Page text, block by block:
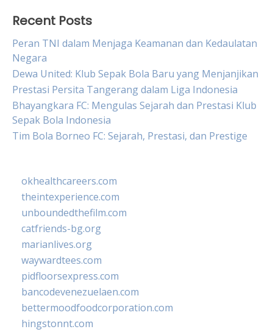
Recent Posts
Peran TNI dalam Menjaga Keamanan dan Kedaulatan
Negara
Dewa United: Klub Sepak Bola Baru yang Menjanjikan
Prestasi Persita Tangerang dalam Liga Indonesia
Bhayangkara FC: Mengulas Sejarah dan Prestasi Klub
Sepak Bola Indonesia
Tim Bola Borneo FC: Sejarah, Prestasi, dan Prestige
okhealthcareers.com
theintexperience.com
unboundedthefilm.com
catfriends-bg.org
marianlives.org
waywardtees.com
pidfloorsexpress.com
bancodevenezuelaen.com
bettermoodfoodcorporation.com
hingstonnt.com